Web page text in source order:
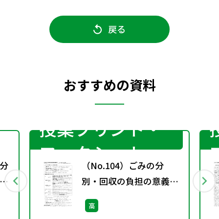
戻る
おすすめの資料
授業プリント・
ワークシート
（No.104）ごみの分
別・回収の負担の意義と
は？［サブ・ノート］
高